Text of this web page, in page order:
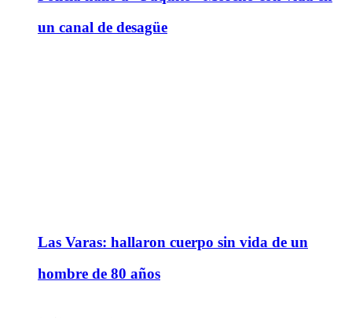
un canal de desagüe
Las Varas: hallaron cuerpo sin vida de un
hombre de 80 años